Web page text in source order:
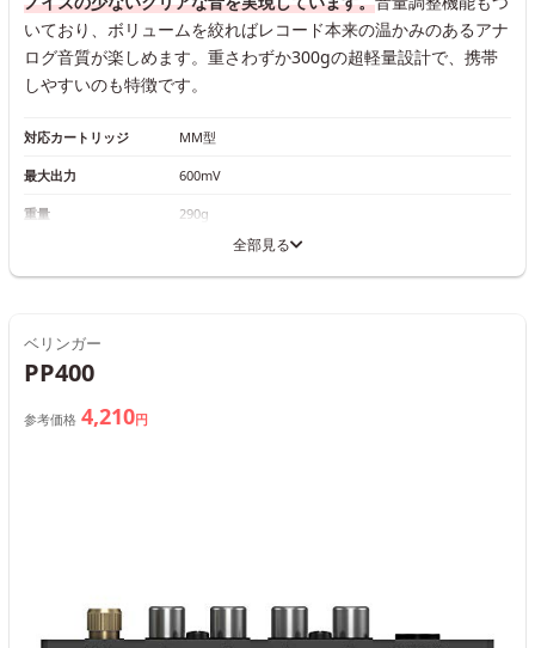
いており、ボリュームを絞ればレコード本来の温かみのあるアナ
ログ音質が楽しめます。重さわずか300gの超軽量設計で、携帯
しやすいのも特徴です。
対応カートリッジ MM型
最大出力 600mV
重量 290g
全部見る
ベリンガー
PP400
参考価格 4,210円